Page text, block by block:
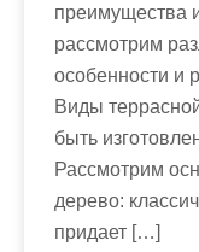
преимущества
рассмотрим
особенности и
Виды
быть
Рассмотрим
дерево:
придает […]